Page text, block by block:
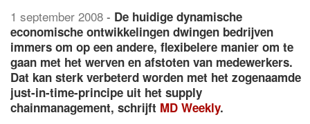
1 september 2008 - De huidige dynamische
economische ontwikkelingen dwingen bedrijven
immers om op een andere, flexibelere manier om te
gaan met het werven en afstoten van medewerkers.
Dat kan sterk verbeterd worden met het zogenaamde
just-in-time-principe uit het supply
chainmanagement, schrijft MD Weekly.